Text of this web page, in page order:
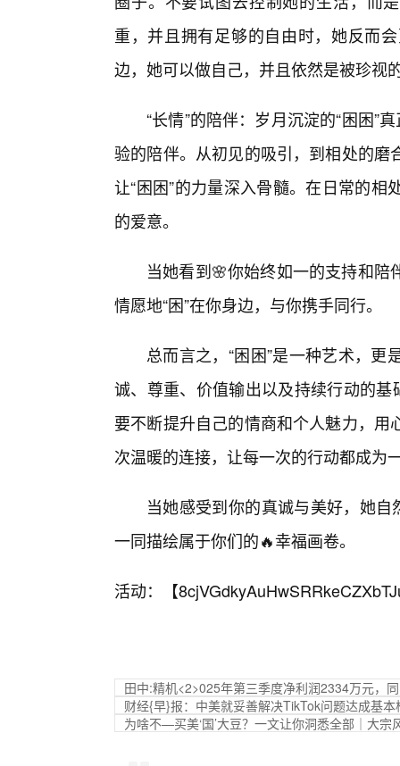
重，并且拥有足够的自由时，她反而
边，她可以做自己，并且依然是被珍视
“长情”的陪伴：岁月沉淀的“困困”
验的陪伴。从初见的吸引，到相处的
让“困困”的力量深入骨髓。在日常的
的爱意。
当她看到🌸你始终如一的支持和
情愿地“困”在你身边，与你携手同行。
总而言之，“困困”是一种艺术，
诚、尊重、价值输出以及持续行动的
要不断提升自己的情商和个人魅力，
次温暖的连接，让每一次的行动都成为
当她感受到你的真诚与美好，她
一同描绘属于你们的🔥幸福画卷。
活动：【
田中:精机<2>025年第三季度净利润2334万元，
财经{早}报：中美就妥善解决TikTok问题达成基本
为啥不—买美‘国’大豆？一文让你洞悉全部｜大宗